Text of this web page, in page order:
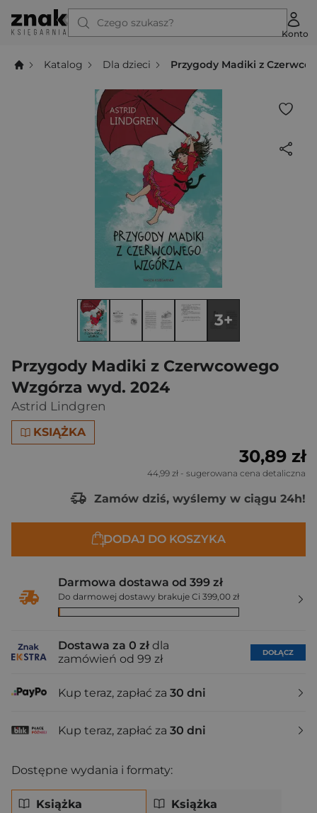
Czego szukasz?
Konto
Katalog Dla dzieci Przygody Madiki z
Przygody Madiki z Czerwcowego
Wzgórza wyd. 2024
Astrid Lindgren
KSIĄŻKA
3+
30,89 zł
44,99 zł - sugerowana cena detaliczna
Zamów dziś, wyślemy w ciągu 24h!
DODAJ DO KOSZYKA
Darmowa dostawa od 399 zł
Do darmowej dostawy brakuje Ci 399,00 zł
Dostawa za 0 zł dla
zamówień od 99 zł
DOŁĄCZ
Kup teraz, zapłać za 30 dni
Kup teraz, zapłać za 30 dni
Dostępne wydania i formaty:
Książka Książka